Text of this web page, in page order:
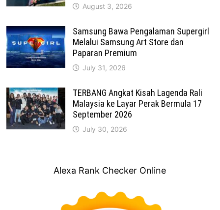
August 3, 2026
Samsung Bawa Pengalaman Supergirl
Melalui Samsung Art Store dan
Paparan Premium
July 31, 2026
TERBANG Angkat Kisah Lagenda Rali
Malaysia ke Layar Perak Bermula 17
September 2026
July 30, 2026
Alexa Rank Checker Online